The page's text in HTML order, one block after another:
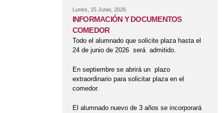
COCINAMOS EN FAMILIA
COMEDOR COMEDOR ESCOLAR.
COMIENZA EL CURSO 2023-24
DE TEXTO Y COMEDORES ESCOLRES
Lunes, 15 Junio, 2026
INFORMACIÓN Y DOCUMENTOS
COMEDOR
Todo el alumnado que solicite plaza hasta el
24 de junio de 2026 será admitido.
En septiembre se abrirá un plazo
extraordinario para solicitar plaza en el
comedor.
El alumnado nuevo de 3 años se incorporará